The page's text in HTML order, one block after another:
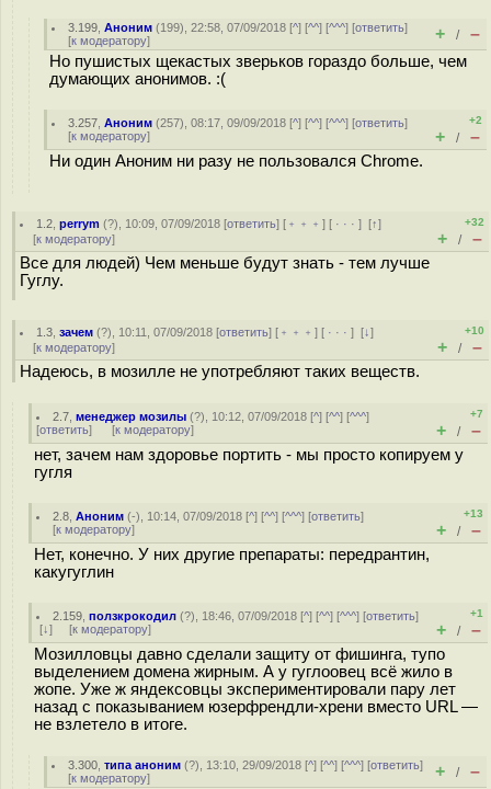
3.199 ,Аноним (199), 22:58, 07/09/2018 [^] [^^] [^^^] [ответить]
[к модератору] + / –
Но пушистых щекастых зверьков гораздо больше, чем
думающих анонимов. :(
3.257 ,Аноним (257), 08:17, 09/09/2018 [^] [^^] [^^^] [ответить]
[к модератору]
+2
+ / –
Ни один Аноним ни разу не пользовался Chrome.
1.2 ,perrym (?), 10:09, 07/09/2018 [ответить] [ ﹢﹢﹢] [ · · ·][↑]
[к модератору]
+32
+ / –
Все для людей) Чем меньше будут знать - тем лучше
Гуглу.
1.3 ,зачем (?), 10:11, 07/09/2018 [ответить] [ ﹢﹢﹢] [ · · ·][↓]
[к модератору]
+10
+ / –
Надеюсь, в мозилле не употребляют таких веществ.
2.7 ,менеджер мозилы (?), 10:12, 07/09/2018 [^] [^^] [^^^]
[ответить] [к модератору]
+7
+ / –
нет, зачем нам здоровье портить - мы просто копируем у
гугля
2.8 ,Аноним (-), 10:14, 07/09/2018 [^] [^^] [^^^] [ответить]
[к модератору]
+13
+ / –
Нет, конечно. У них другие препараты: передрантин,
какугуглин
2.159 ,ползкрокодил (?), 18:46, 07/09/2018 [^] [^^] [^^^] [ответить]
[↓] [к модератору]
+1
+ / –
Мозилловцы давно сделали защиту от фишинга, тупо
выделением домена жирным. А у гуглоовец всё жило в
жопе. Уже ж яндексовцы экспериментировали пару лет
назад с показыванием юзерфрендли-хрени вместо URL —
не взлетело в итоге.
3.300 ,типа аноним (?), 13:10, 29/09/2018 [^] [^^] [^^^] [ответить]
[к модератору] + / –